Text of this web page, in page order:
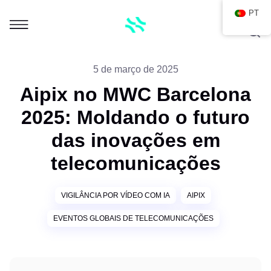
5 de março de 2025
Aipix no MWC Barcelona
2025: Moldando o futuro
das inovações em
telecomunicações
VIGILÂNCIA POR VÍDEO COM IA AIPIX
EVENTOS GLOBAIS DE TELECOMUNICAÇÕES
PT